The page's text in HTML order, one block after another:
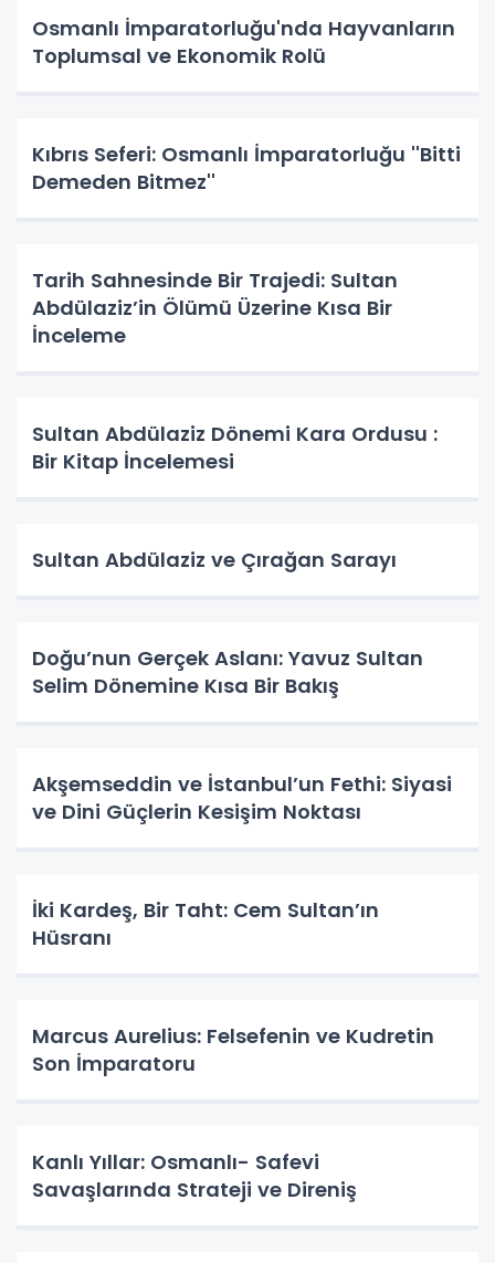
Osmanlı İmparatorluğu'nda Hayvanların
Toplumsal ve Ekonomik Rolü
Kıbrıs Seferi: Osmanlı İmparatorluğu ''Bitti
Demeden Bitmez''
Tarih Sahnesinde Bir Trajedi: Sultan
Abdülaziz’in Ölümü Üzerine Kısa Bir
İnceleme
Sultan Abdülaziz Dönemi Kara Ordusu :
Bir Kitap İncelemesi
Sultan Abdülaziz ve Çırağan Sarayı
Doğu’nun Gerçek Aslanı: Yavuz Sultan
Selim Dönemine Kısa Bir Bakış
Akşemseddin ve İstanbul’un Fethi: Siyasi
ve Dini Güçlerin Kesişim Noktası
İki Kardeş, Bir Taht: Cem Sultan’ın
Hüsranı
Marcus Aurelius: Felsefenin ve Kudretin
Son İmparatoru
Kanlı Yıllar: Osmanlı- Safevi
Savaşlarında Strateji ve Direniş